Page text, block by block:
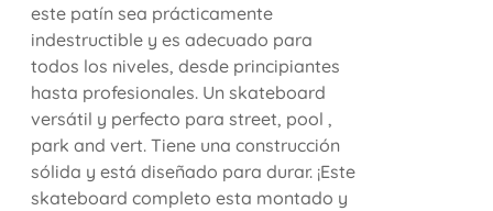
este patín sea prácticamente
indestructible y es adecuado para
todos los niveles, desde principiantes
hasta profesionales. Un skateboard
versátil y perfecto para street, pool ,
park and vert. Tiene una construcción
sólida y está diseñado para durar. ¡Este
skateboard completo esta montado y